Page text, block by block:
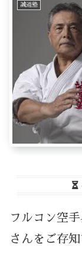
誠道塾
フルコン空
さんをご存